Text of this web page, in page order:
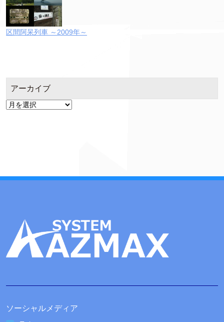
区間阿呆列車 ～2009年～
アーカイブ
ア
ソーシャルメディア